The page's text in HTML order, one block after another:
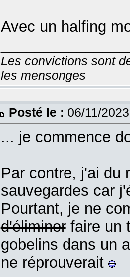
Avec un halfing
Les convictions sont
les mensonges
Posté le : 06/11/
... je commence
Par contre, j'ai du
sauvegardes car
Pourtant, je ne
d'éliminerfaire un
gobelins dans un
ne réprouverait